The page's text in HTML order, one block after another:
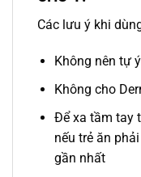
Các lưu ý khi
Không nên tự
Không cho
Để xa tầm tay
nếu trẻ ăn
gần nhất